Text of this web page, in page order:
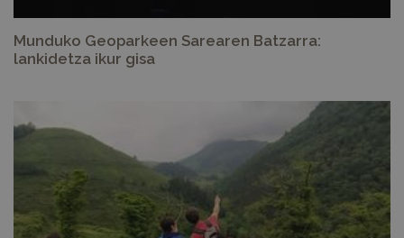
Munduko Geoparkeen Sarearen Batzarra:
lankidetza ikur gisa